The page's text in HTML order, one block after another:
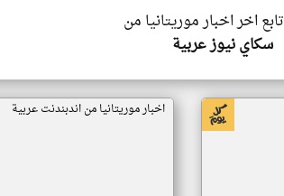
تابع اخر اخبار موريتانيا من
سكاي نيوز عربية
اخبار موريتانيا من اندبندنت عربية